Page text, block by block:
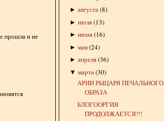
прошла и не
► августа(8)
► июля(13)
► июня(16)
► мая(24)
► апреля(36)
▼ марта (30)
АРИИ РЫЦАРЯ ПЕЧАЛЬНОГО
ОБРАЗА
БЛОГООРГИЯ
ПРОДОЛЖАЕТСЯ!!!